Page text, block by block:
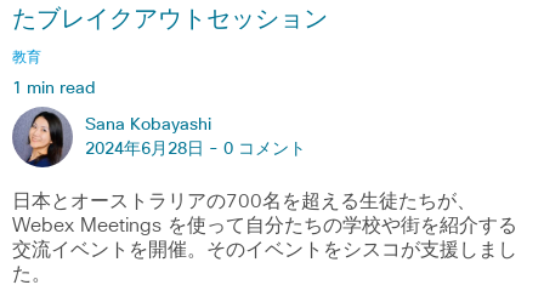
たブレイクアウトセッション
教育
1 min read
Sana Kobayashi
2024年6月28日 - 0 コメント
日本とオーストラリアの700名を超える生徒たちが、
Webex Meetings を使って自分たちの学校や街を紹介する
交流イベントを開催。そのイベントをシスコが支援しまし
た。